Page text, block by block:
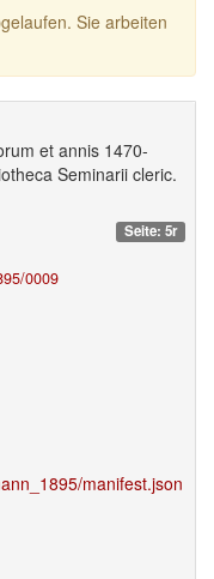
Sie arbeiten
et annis 1470-
Seminarii cleric.
Seite: 5r
0009
manifest.json